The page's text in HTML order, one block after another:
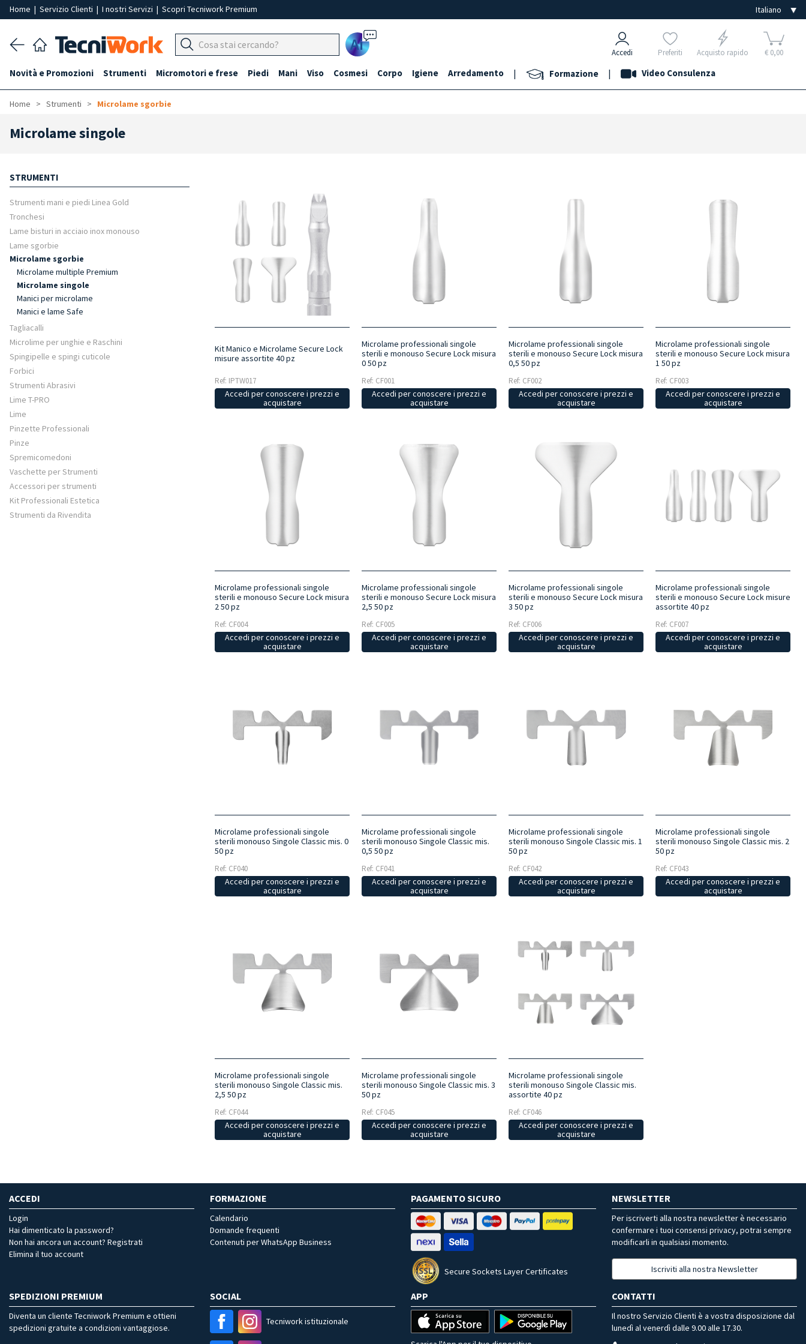
Home | Servizio Clienti | I nostri Servizi | Scopri Tecniwork Premium
Ai Accedi Preferiti Acquisto rapido € 0,00
Novità e Promozioni Strumenti Micromotori e frese Piedi Mani Viso Cosmesi Corpo Igiene Arredamento | Formazione | Video Consulenza
Home Strumenti Microlame sgorbie
Microlame singole
STRUMENTI
Strumenti mani e piedi Linea Gold
Tronchesi
Lame bisturi in acciaio inox monouso
Lame sgorbie
Microlame sgorbie
Microlame multiple Premium
Microlame singole
Manici per microlame
Manici e lame Safe
Tagliacalli
Microlime per unghie e Raschini
Spingipelle e spingi cuticole
Forbici
Strumenti Abrasivi
Lime T-PRO
Lime
Pinzette Professionali
Pinze
Spremicomedoni
Vaschette per Strumenti
Accessori per strumenti
Kit Professionali Estetica
Strumenti da Rivendita
Kit Manico e Microlame Secure Lock
misure assortite 40 pz
Ref: IPTW017
Accedi per conoscere i prezzi e
acquistare
Microlame professionali singole
sterili e monouso Secure Lock misura
0 50 pz
Ref: CF001
Accedi per conoscere i prezzi e
acquistare
Microlame professionali singole
sterili e monouso Secure Lock misura
0,5 50 pz
Ref: CF002
Accedi per conoscere i prezzi e
acquistare
Microlame professionali singole
sterili e monouso Secure Lock misura
1 50 pz
Ref: CF003
Accedi per conoscere i prezzi e
acquistare
Microlame professionali singole
sterili e monouso Secure Lock misura
2 50 pz
Ref: CF004
Accedi per conoscere i prezzi e
acquistare
Microlame professionali singole
sterili e monouso Secure Lock misura
2,5 50 pz
Ref: CF005
Accedi per conoscere i prezzi e
acquistare
Microlame professionali singole
sterili e monouso Secure Lock misura
3 50 pz
Ref: CF006
Accedi per conoscere i prezzi e
acquistare
Microlame professionali singole
sterili e monouso Secure Lock misure
assortite 40 pz
Ref: CF007
Accedi per conoscere i prezzi e
acquistare
Microlame professionali singole
sterili monouso Singole Classic mis. 0
50 pz
Ref: CF040
Accedi per conoscere i prezzi e
acquistare
Microlame professionali singole
sterili monouso Singole Classic mis.
0,5 50 pz
Ref: CF041
Accedi per conoscere i prezzi e
acquistare
Microlame professionali singole
sterili monouso Singole Classic mis. 1
50 pz
Ref: CF042
Accedi per conoscere i prezzi e
acquistare
Microlame professionali singole
sterili monouso Singole Classic mis. 2
50 pz
Ref: CF043
Accedi per conoscere i prezzi e
acquistare
Microlame professionali singole
sterili monouso Singole Classic mis.
2,5 50 pz
Ref: CF044
Accedi per conoscere i prezzi e
acquistare
Microlame professionali singole
sterili monouso Singole Classic mis. 3
50 pz
Ref: CF045
Accedi per conoscere i prezzi e
acquistare
Microlame professionali singole
sterili monouso Singole Classic mis.
assortite 40 pz
Ref: CF046
Accedi per conoscere i prezzi e
acquistare
ACCEDI
Login
Hai dimenticato la password?
Non hai ancora un account? Registrati
Elimina il tuo account
FORMAZIONE
Calendario
Domande frequenti
Contenuti per WhatsApp Business
PAGAMENTO SICURO
Secure Sockets Layer Certificates
NEWSLETTER
Per iscriverti alla nostra newsletter è necessario
confermare i tuoi consensi privacy, potrai sempre
modificarli in qualsiasi momento.
Iscriviti alla nostra Newsletter
SPEDIZIONI PREMIUM
Diventa un cliente Tecniwork Premium e ottieni
spedizioni gratuite a condizioni vantaggiose.
SOCIAL
Tecniwork istituzionale
APP CONTATTI
Il nostro Servizio Clienti è a vostra disposizione dal
lunedì al venerdì dalle 9.00 alle 17.30.